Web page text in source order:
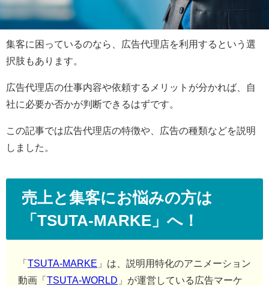
集客に困っているのなら、広告代理店を利用するという選
択肢もあります。
広告代理店の仕事内容や依頼するメリットが分かれば、自
社に必要か否かが判断できるはずです。
この記事では広告代理店の特徴や、広告の種類などを説明
しました。
売上と集客にお悩みの方は
「TSUTA-MARKE」へ！
「 TSUTA-MARKE 」は、説明用特化のアニメーション
動画「 TSUTA-WORLD 」が運営している広告マーケ